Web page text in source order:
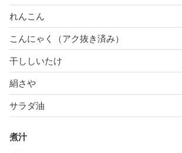
れんこん
こんにゃく（アク抜き済み）
干ししいたけ
絹さや
サラダ油
煮汁